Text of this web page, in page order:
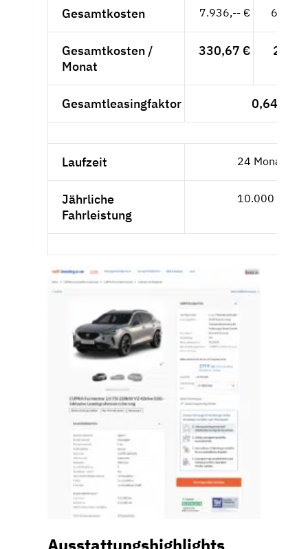
Gesamtkosten 7.936,-- €
Gesamtkosten /
Monat
330,67 €
Gesamtleasingfaktor 0,64
Laufzeit 24 Monate
Jährliche
Fahrleistung
10.000 km